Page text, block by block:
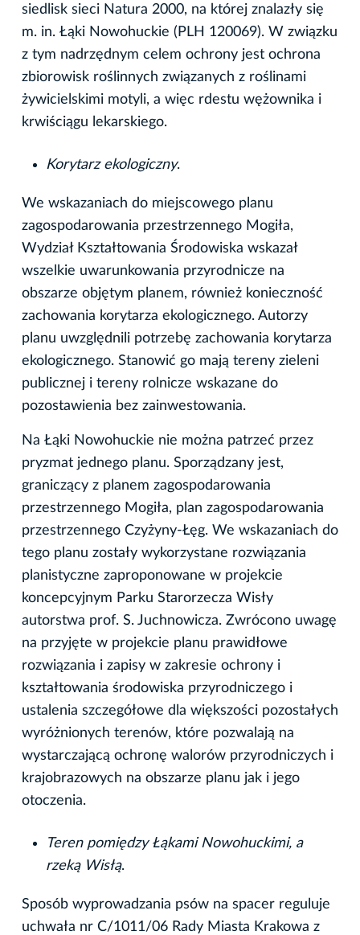
siedlisk sieci Natura 2000, na której znalazły się
m. in. Łąki Nowohuckie (PLH 120069). W związku
z tym nadrzędnym celem ochrony jest ochrona
zbiorowisk roślinnych związanych z roślinami
żywicielskimi motyli, a więc rdestu wężownika i
krwiściągu lekarskiego.
Korytarz ekologiczny.
We wskazaniach do miejscowego planu
zagospodarowania przestrzennego Mogiła,
Wydział Kształtowania Środowiska wskazał
wszelkie uwarunkowania przyrodnicze na
obszarze objętym planem, również konieczność
zachowania korytarza ekologicznego. Autorzy
planu uwzględnili potrzebę zachowania korytarza
ekologicznego. Stanowić go mają tereny zieleni
publicznej i tereny rolnicze wskazane do
pozostawienia bez zainwestowania.
Na Łąki Nowohuckie nie można patrzeć przez
pryzmat jednego planu. Sporządzany jest,
graniczący z planem zagospodarowania
przestrzennego Mogiła, plan zagospodarowania
przestrzennego Czyżyny-Łęg. We wskazaniach do
tego planu zostały wykorzystane rozwiązania
planistyczne zaproponowane w projekcie
koncepcyjnym Parku Starorzecza Wisły
autorstwa prof. S. Juchnowicza. Zwrócono uwagę
na przyjęte w projekcie planu prawidłowe
rozwiązania i zapisy w zakresie ochrony i
kształtowania środowiska przyrodniczego i
ustalenia szczegółowe dla większości pozostałych
wyróżnionych terenów, które pozwalają na
wystarczającą ochronę walorów przyrodniczych i
krajobrazowych na obszarze planu jak i jego
otoczenia.
Teren pomiędzy Łąkami Nowohuckimi, a
rzeką Wisłą.
Sposób wyprowadzania psów na spacer reguluje
uchwała nr C/1011/06 Rady Miasta Krakowa z